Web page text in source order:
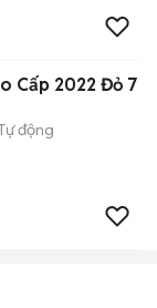
Cấp 2022 Đỏ 7
động